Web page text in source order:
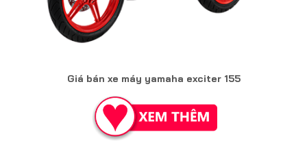
Giá bán xe máy yamaha exciter 155